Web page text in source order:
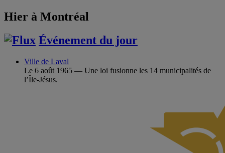
Hier à Montréal
Événement du jour
Ville de Laval
Le 6 août 1965 — Une loi fusionne les 14 municipalités de
l’Île-Jésus.